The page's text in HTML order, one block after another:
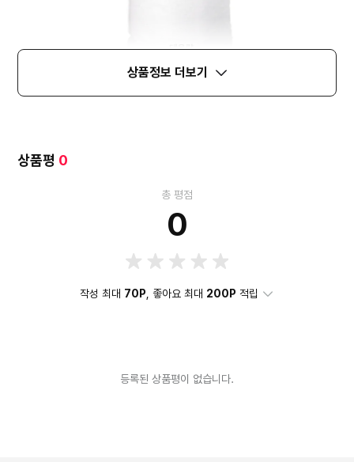
상품정보 더보기
상품평 0
총 평점
0
작성 최대 70P, 좋아요 최대 200P 적립
등록된 상품평이 없습니다.